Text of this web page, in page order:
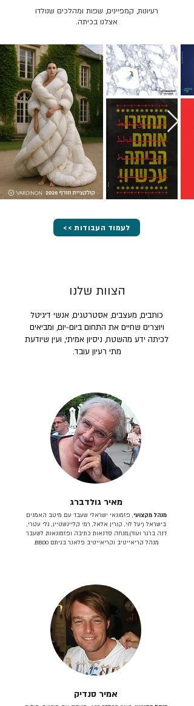
רעיונות, קמפיינים, שפות ומהלכים שנולדו
אצלנו בכיתה.
<< לעמוד העבודות
הצוות שלנו
כותבים, מעצבים, אסטרטגים, אנשי דיגיטל
ויוצרים שחיים את התחום ביום-יום, ומביאים
לכיתה ידע מהשטח, ניסיון אמיתי, ועין שיודעת
מתי רעיון עובד.
מאיר גולדברג
מנהל מקצועי, פזמונאי ישראלי שעבד עם מיטב האמנים
בישראל (יעל לוי, קורין אלאל, רמי קליינשטיין, גלי עטרי,
דנה ברגר ועוד).מנחה סדנאות כתיבה ופזמונאות. לשעבר
מנהל קריאייטיב וקריאייטיב פלאנר בגיתם BBDO.
אמיר סנדיק